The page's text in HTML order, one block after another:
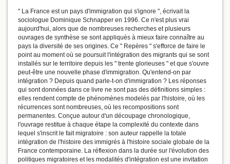
" La France est un pays d'immigration qui s'ignore ", écrivait la
sociologue Dominique Schnapper en 1996. Ce n'est plus vrai
aujourd'hui, alors que de nombreuses recherches et plusieurs
ouvrages de synthèse se sont appliqués à mieux faire connaître au
pays la diversité de ses origines. Ce " Repères " s'efforce de faire le
point au moment où se poursuit l'intégration des migrants qui se sont
installés sur le territoire depuis les " trente glorieuses " et que s'ouvre
peut-être une nouvelle phase d'immigration. Qu'entend-on par
intégration ? Depuis quand parle-t-on d'immigration ? Les réponses
qui sont données dans ce livre ne sont pas des définitions simples :
elles rendent compte de phénomènes modelés par l'histoire, où les
récurrences sont nombreuses, où les recompositions sont
permanentes. Conçue autour d'un découpage chronologique,
l'ouvrage restitue à chaque étape la complexité du contexte dans
lequel s'inscrit le fait migratoire : son auteur rappelle la totale
intégration de l'histoire des immigrés à l'histoire sociale globale de la
France contemporaine. La réflexion dans la durée sur l'évolution des
politiques migratoires et les modalités d'intégration est une invitation